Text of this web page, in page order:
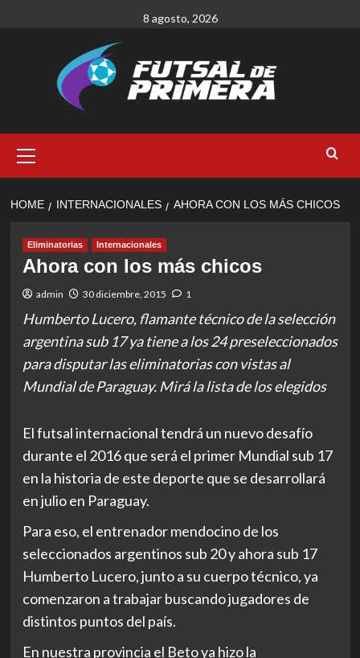
8 agosto, 2026
Menu
HOME INTERNACIONALES AHORA CON LOS MÁS CHICOS
Eliminatorias Internacionales
Ahora con los más chicos
admin 30 diciembre, 2015 1
Humberto Lucero, flamante técnico de la selección
argentina sub 17 ya tiene a los 24 preseleccionados
para disputar las eliminatorias con vistas al
Mundial de Paraguay. Mirá la lista de los elegidos
El futsal internacional tendrá un nuevo desafío
durante el 2016 que será el primer Mundial sub 17
en la historia de este deporte que se desarrollará
en julio en Paraguay.
Para eso, el entrenador mendocino de los
seleccionados argentinos sub 20 y ahora sub 17
Humberto Lucero, junto a su cuerpo técnico, ya
comenzaron a trabajar buscando jugadores de
distintos puntos del país.
En nuestra provincia el Beto ya hizo la